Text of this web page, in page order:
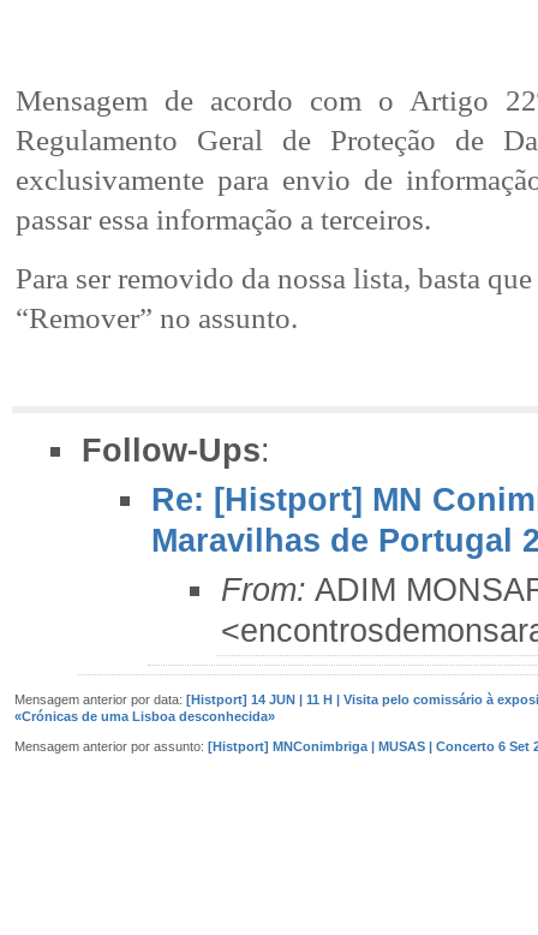
Mensagem de acordo com o Artigo
Regulamento Geral de Proteção de
exclusivamente para envio de
passar essa informação a terceiros.
Para ser removido da nossa lista, basta
“Remover” no assunto.
Follow-Ups:
Re: [Histport] MN
Maravilhas de Portugal
From: ADIM
Mensagem anterior por data: [Histport] 14 JUN | 11 H | Visita pelo comissário à
«Crónicas de uma Lisboa desconhecida»
Mensagem anterior por assunto: [Histport] MNConimbriga | MUSAS | Concerto 6 Set